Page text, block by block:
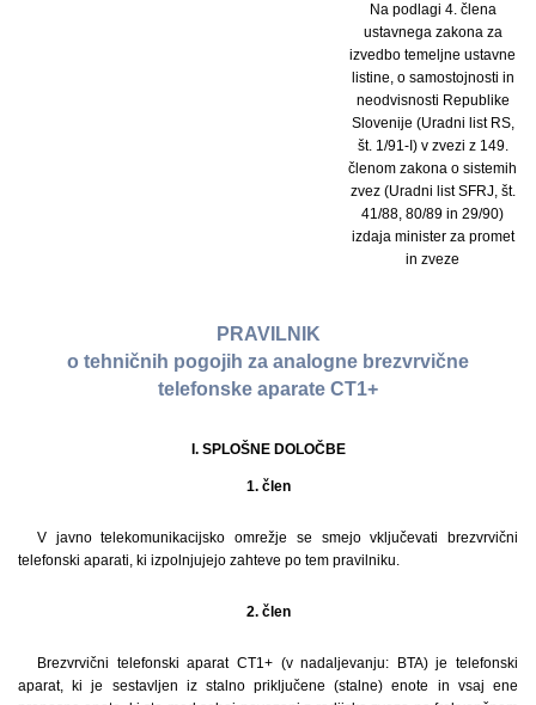
Na podlagi 4. člena
ustavnega zakona za
izvedbo temeljne ustavne
listine, o samostojnosti in
neodvisnosti Republike
Slovenije (Uradni list RS,
št. 1/91-I) v zvezi z 149.
členom zakona o sistemih
zvez (Uradni list SFRJ, št.
41/88, 80/89 in 29/90)
izdaja minister za promet
in zveze
PRAVILNIK
o tehničnih pogojih za analogne brezvrvične
telefonske aparate CT1+
I. SPLOŠNE DOLOČBE
1. člen
V javno telekomunikacijsko omrežje se smejo vključevati brezvrvični
telefonski aparati, ki izpolnjujejo zahteve po tem pravilniku.
2. člen
Brezvrvični telefonski aparat CT1+ (v nadaljevanju: BTA) je telefonski
aparat, ki je sestavljen iz stalno priključene (stalne) enote in vsaj ene